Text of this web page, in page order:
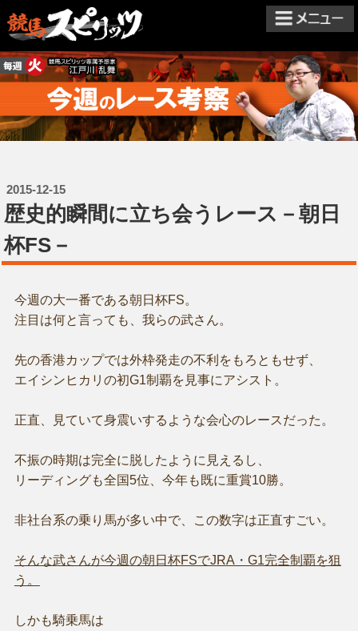
2015-12-15
歴史的瞬間に立ち会うレース－朝日
杯FS－
今週の大一番である朝日杯FS。
注目は何と言っても、我らの武さん。
先の香港カップでは外枠発走の不利をもろともせず、
エイシンヒカリの初G1制覇を見事にアシスト。
正直、見ていて身震いするような会心のレースだった。
不振の時期は完全に脱したように見えるし、
リーディングも全国5位、今年も既に重賞10勝。
非社台系の乗り馬が多い中で、この数字は正直すごい。
そんな武さんが今週の朝日杯FSでJRA・G1完全制覇を狙
う。
しかも騎乗馬は